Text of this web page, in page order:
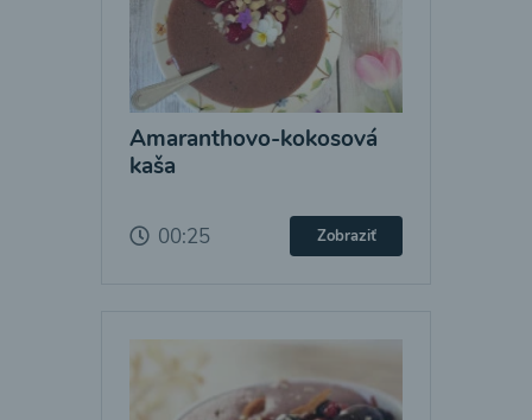
Amaranthovo-kokosová
kaša
00:25 Zobraziť